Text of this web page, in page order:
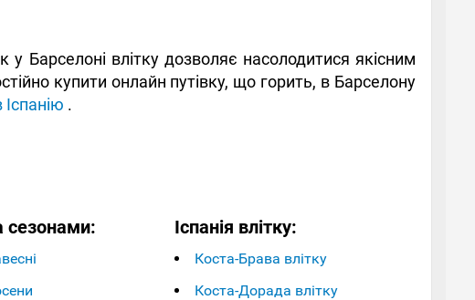
у Барселоні влітку дозволяє насолодитися якісним
купити онлайн путівку, що горить, в Барселону
Іспанію .
сезонами: Іспанія влітку:
Коста-Брава влітку
Коста-Дорада влітку